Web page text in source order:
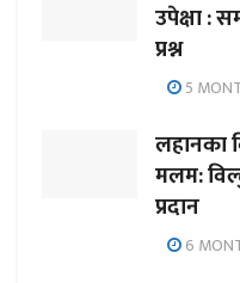
उपेक्षा :
प्रश्न
5
लहानका
मलम:
प्रदान
6